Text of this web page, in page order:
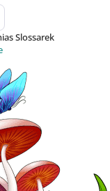
Slossarek